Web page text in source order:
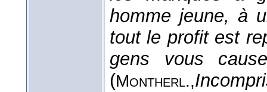
homme jeune, à
tout le profit est
gens vous
(Montherl.,